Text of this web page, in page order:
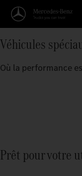
Véhicules
Où la performance
Prêt pour votre